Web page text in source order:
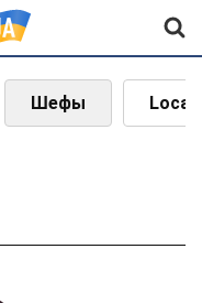
Шефы Local